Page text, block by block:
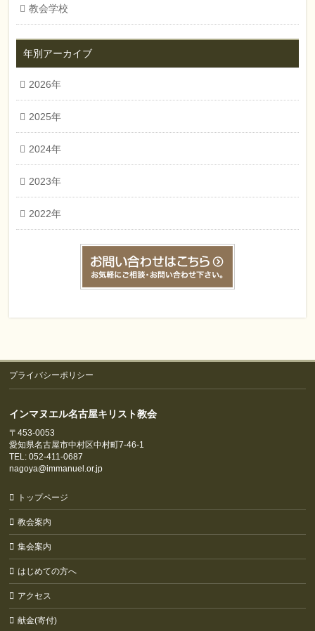
教会学校
年別アーカイブ
2026年
2025年
2024年
2023年
2022年
プライバシーポリシー
インマヌエル名古屋キリスト教会
〒453-0053
愛知県名古屋市中村区中村町7-46-1
TEL: 052-411-0687
nagoya@immanuel.or.jp
トップページ
教会案内
集会案内
はじめての方へ
アクセス
献金(寄付)